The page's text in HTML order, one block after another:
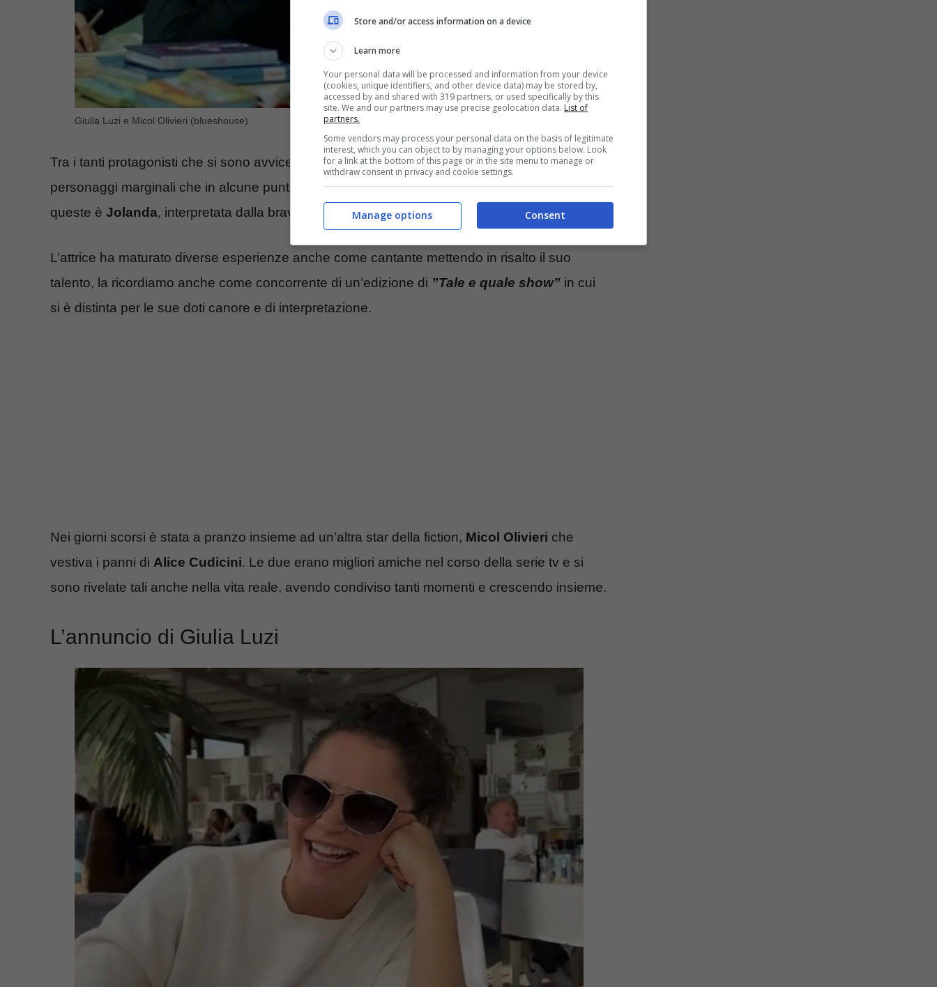
Giulia Luzi e Micol Olivieri (blueshouse)
Tra i tanti protagonisti che si sono avvicendati in questa serie tv ricordiamo anche dei
personaggi marginali che in alcune puntate avevano ricoperto un ruolo principale. Una di
queste è Jolanda, interpretata dalla bravissima Giulia Luzi.
L’attrice ha maturato diverse esperienze anche come cantante mettendo in risalto il suo
talento, la ricordiamo anche come concorrente di un’edizione di ”Tale e quale show” in cui
si è distinta per le sue doti canore e di interpretazione.
Nei giorni scorsi è stata a pranzo insieme ad un’altra star della fiction, Micol Olivieri che
vestiva i panni di Alice Cudicini. Le due erano migliori amiche nel corso della serie tv e si
sono rivelate tali anche nella vita reale, avendo condiviso tanti momenti e crescendo insieme.
L’annuncio di Giulia Luzi
Store and/or access information on a device
Learn more
Your personal data will be processed and information from your device
(cookies, unique identifiers, and other device data) may be stored by,
accessed by and shared with 319 partners, or used specifically by this
site. We and our partners may use precise geolocation data. List of
partners.
Some vendors may process your personal data on the basis of legitimate
interest, which you can object to by managing your options below. Look
for a link at the bottom of this page or in the site menu to manage or
withdraw consent in privacy and cookie settings.
Consent
Manage options